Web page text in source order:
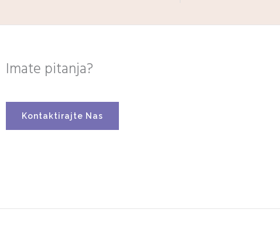
Imate pitanja?
Kontaktirajte Nas